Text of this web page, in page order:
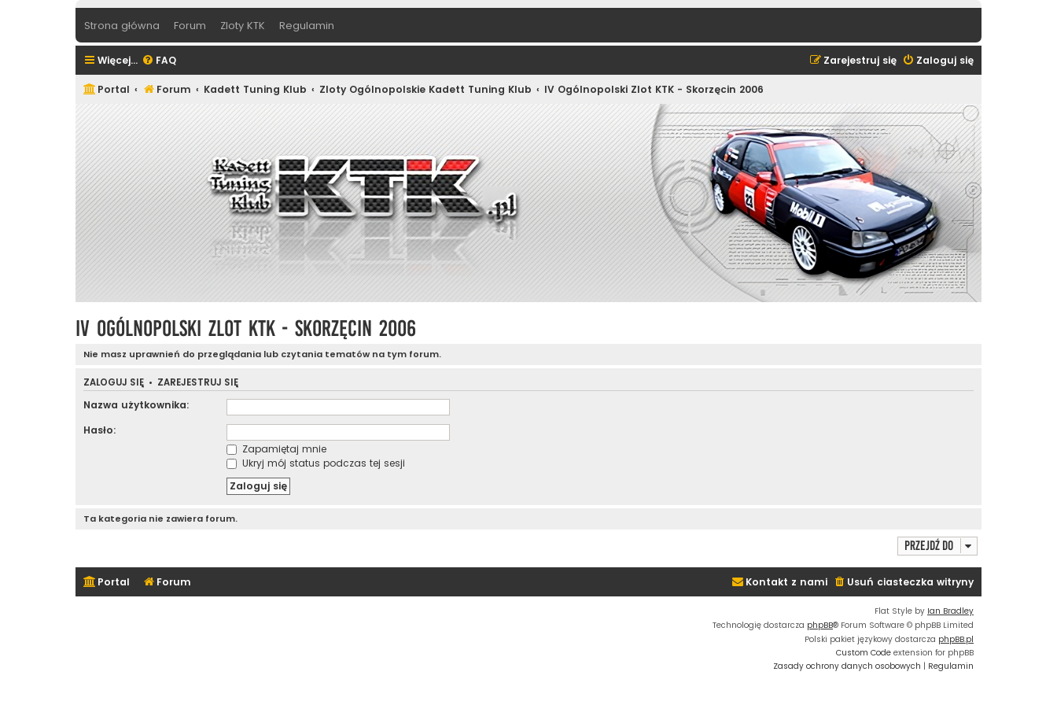
Strona główna Forum Zloty KTK Regulamin
Więcej… FAQ Zaloguj się
Zarejestruj się
Portal Forum Kadett Tuning Klub Zloty Ogólnopolskie Kadett Tuning Klub IV Ogólnopolski Zlot KTK - Skorzęcin 2006
IV Ogólnopolski Zlot KTK - Skorzęcin 2006
Nie masz uprawnień do przeglądania lub czytania tematów na tym forum.
ZALOGUJ SIĘ • ZAREJESTRUJ SIĘ
Nazwa użytkownika:
Hasło:
Zapamiętaj mnie
Ukryj mój status podczas tej sesji
Ta kategoria nie zawiera forum.
Przejdź do
Portal Forum Usuń ciasteczka witryny
Kontakt z nami
Flat Style by Ian Bradley
Technologię dostarcza phpBB® Forum Software © phpBB Limited
Polski pakiet językowy dostarcza phpBB.pl
Custom Code extension for phpBB
Zasady ochrony danych osobowych | Regulamin